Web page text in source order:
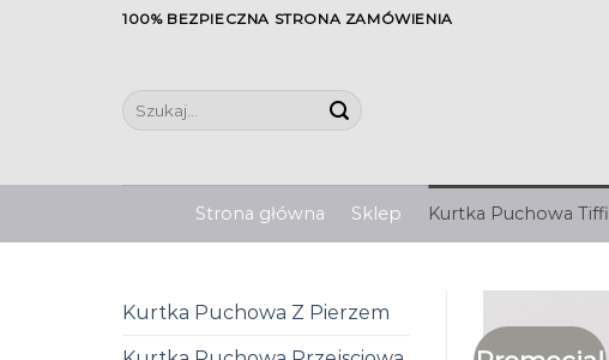
100% BEZPIECZNA STRONA ZAMÓWIENIA
Szukaj:
Strona główna Sklep Kurtka Puchowa Tiffi
Kurtka Puchowa Z Pierzem